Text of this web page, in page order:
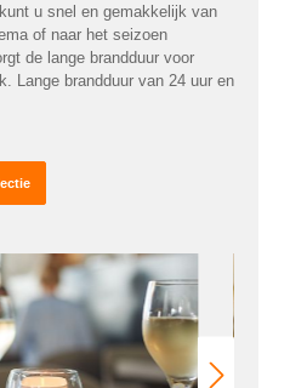
u snel en gemakkelijk van
of naar het seizoen
de lange brandduur voor
Lange brandduur van 24 uur en